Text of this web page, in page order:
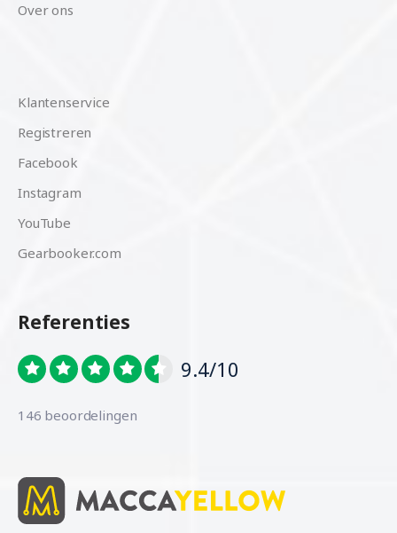
Over ons
Klantenservice
Registreren
Facebook
Instagram
YouTube
Gearbooker.com
Referenties
9.4/10
146 beoordelingen